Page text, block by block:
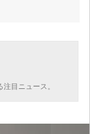
目ニュース。